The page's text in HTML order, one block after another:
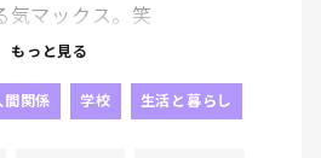
気マックス。笑
ット課題も言わなくてもや
もっと見る
間関係 学校 生活と暮らし